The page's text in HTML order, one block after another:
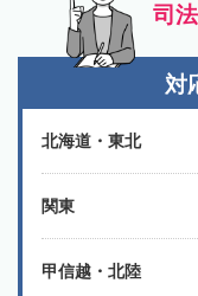
司
対
北海道・東北
関東
甲信越・北陸